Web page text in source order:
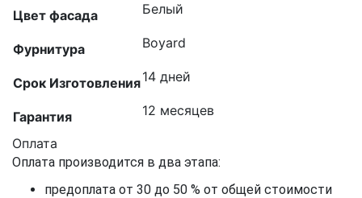
Цвет фасада Белый
Фурнитура Boyard
Срок Изготовления14 дней
Гарантия 12 месяцев
Оплата
Оплата производится в два этапа:
предоплата от 30 до 50 % от общей стоимости